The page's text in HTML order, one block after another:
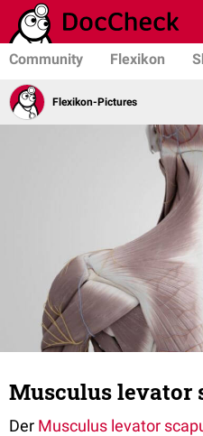
Community Flexikon
Flexikon-Pictures
Musculus levator
Der Musculus levator